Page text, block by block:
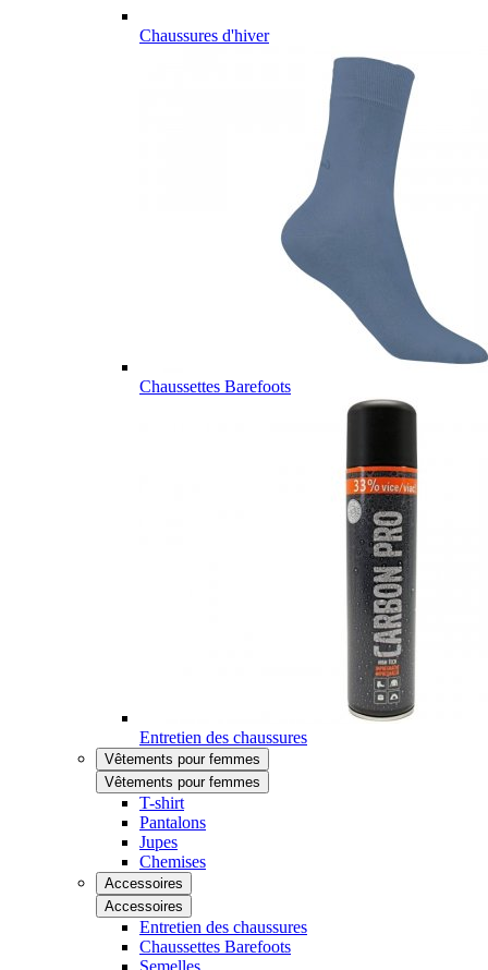
Chaussures d'hiver
Chaussettes Barefoots
Entretien des chaussures
Vêtements pour femmes
Vêtements pour femmes
T-shirt
Pantalons
Jupes
Chemises
Accessoires
Accessoires
Entretien des chaussures
Chaussettes Barefoots
Semelles